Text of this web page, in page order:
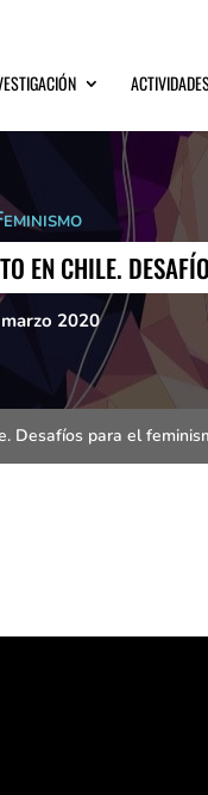
EN CHILE.
2020
Desafíos para el